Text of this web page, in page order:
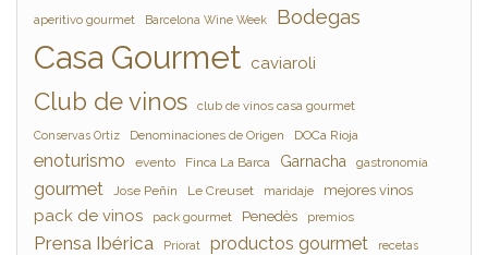
aperitivo gourmet Barcelona Wine Week Bodegas
Casa Gourmet caviaroli
Club de vinos club de vinos casa gourmet
Conservas Ortiz Denominaciones de Origen DOCa Rioja
enoturismo evento Finca La Barca Garnacha gastronomía
gourmet Jose Peñín Le Creuset maridaje mejores vinos
pack de vinos pack gourmet Penedès premios
Prensa Ibérica Priorat productos gourmet recetas